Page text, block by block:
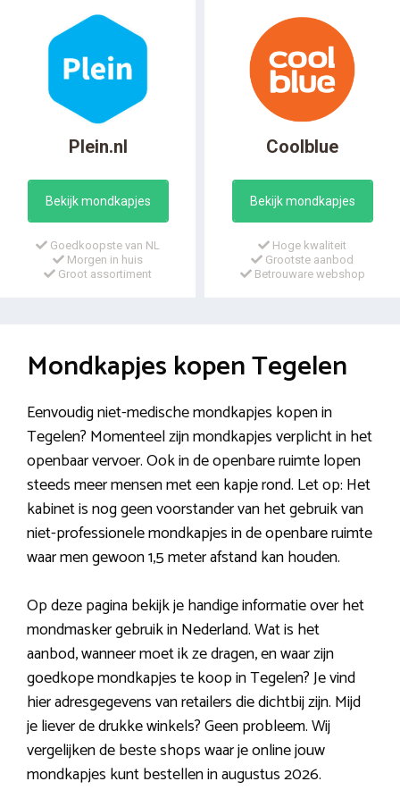
Plein.nl
Bekijk mondkapjes
Goedkoopste van NL
Morgen in huis
Groot assortiment
Coolblue
Bekijk mondkapjes
Hoge kwaliteit
Grootste aanbod
Betrouware webshop
Mondkapjes kopen Tegelen
Eenvoudig niet-medische mondkapjes kopen in
Tegelen? Momenteel zijn mondkapjes verplicht in het
openbaar vervoer. Ook in de openbare ruimte lopen
steeds meer mensen met een kapje rond. Let op: Het
kabinet is nog geen voorstander van het gebruik van
niet-professionele mondkapjes in de openbare ruimte
waar men gewoon 1,5 meter afstand kan houden.
Op deze pagina bekijk je handige informatie over het
mondmasker gebruik in Nederland. Wat is het
aanbod, wanneer moet ik ze dragen, en waar zijn
goedkope mondkapjes te koop in Tegelen? Je vind
hier adresgegevens van retailers die dichtbij zijn. Mijd
je liever de drukke winkels? Geen probleem. Wij
vergelijken de beste shops waar je online jouw
mondkapjes kunt bestellen in augustus 2026.